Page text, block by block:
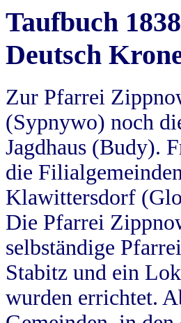
Taufbuch
Deutsch
Zur Pfarrei
(Sypnywo) noch
Jagdhaus (Budy).
die
Klawittersdorf
Die Pfarrei
selbständige
Stabitz und ein
wurden errichtet.